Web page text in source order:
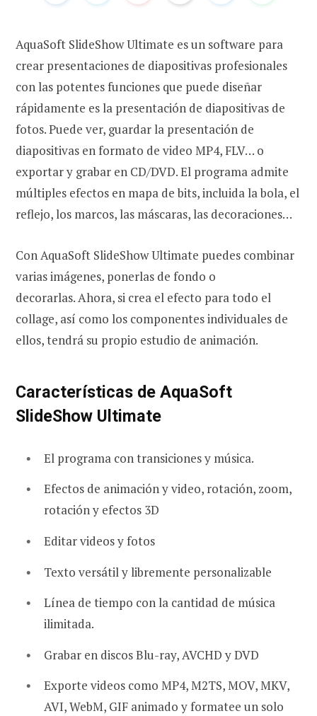
AquaSoft SlideShow Ultimate es un software para
crear presentaciones de diapositivas profesionales
con las potentes funciones que puede diseñar
rápidamente es la presentación de diapositivas de
fotos. Puede ver, guardar la presentación de
diapositivas en formato de video MP4, FLV… o
exportar y grabar en CD/DVD. El programa admite
múltiples efectos en mapa de bits, incluida la bola, el
reflejo, los marcos, las máscaras, las decoraciones…
Con AquaSoft SlideShow Ultimate puedes combinar
varias imágenes, ponerlas de fondo o
decorarlas. Ahora, si crea el efecto para todo el
collage, así como los componentes individuales de
ellos, tendrá su propio estudio de animación.
Características de AquaSoft
SlideShow Ultimate
El programa con transiciones y música.
Efectos de animación y video, rotación, zoom,
rotación y efectos 3D
Editar videos y fotos
Texto versátil y libremente personalizable
Línea de tiempo con la cantidad de música
ilimitada.
Grabar en discos Blu-ray, AVCHD y DVD
Exporte videos como MP4, M2TS, MOV, MKV,
AVI, WebM, GIF animado y formatee un solo